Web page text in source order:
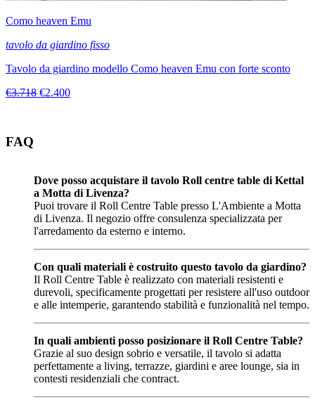
Como heaven Emu
tavolo da giardino fisso
Tavolo da giardino modello Como heaven Emu con forte sconto
€3.718 €2.400
FAQ
Dove posso acquistare il tavolo Roll centre table di Kettal
a Motta di Livenza?
Puoi trovare il Roll Centre Table presso L'Ambiente a Motta
di Livenza. Il negozio offre consulenza specializzata per
l'arredamento da esterno e interno.
Con quali materiali è costruito questo tavolo da giardino?
Il Roll Centre Table è realizzato con materiali resistenti e
durevoli, specificamente progettati per resistere all'uso outdoor
e alle intemperie, garantendo stabilità e funzionalità nel tempo.
In quali ambienti posso posizionare il Roll Centre Table?
Grazie al suo design sobrio e versatile, il tavolo si adatta
perfettamente a living, terrazze, giardini e aree lounge, sia in
contesti residenziali che contract.